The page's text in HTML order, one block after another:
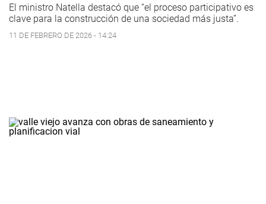
El ministro Natella destacó que “el proceso participativo es
clave para la construcción de una sociedad más justa”.
11 DE FEBRERO DE 2026 - 14:24